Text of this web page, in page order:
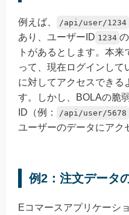
例えば、 /api/user/1234
あり、ユーザーID 1234
トがあるとします。本
って、現在ログインして
に対してアクセスできる
す。しかし、BOLAの脆
ID（例：
/api/user/5678
ユーザーのデータにアク
例2：注文データ
Eコマースアプリケーシ